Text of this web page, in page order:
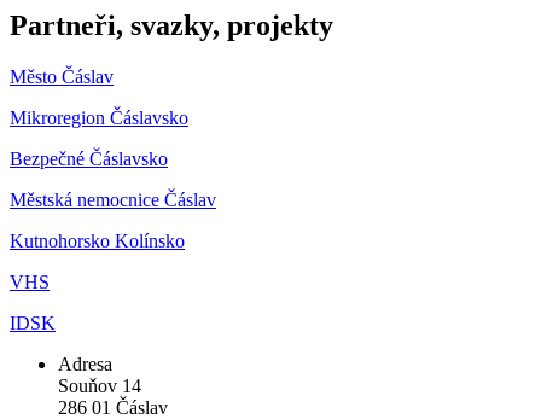
Partneři, svazky, projekty
Město Čáslav
Mikroregion Čáslavsko
Bezpečné Čáslavsko
Městská nemocnice Čáslav
Kutnohorsko Kolínsko
VHS
IDSK
Adresa
Souňov 14
286 01 Čáslav